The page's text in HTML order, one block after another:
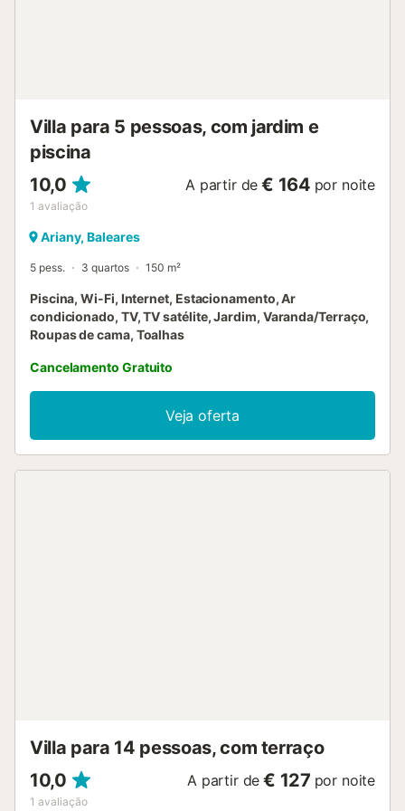
Villa para 5 pessoas, com jardim e
piscina
10,0
1 avaliação
A partir de € 164 por noite
Ariany, Baleares
5 pess. 3 quartos 150 m²
Piscina, Wi-Fi, Internet, Estacionamento, Ar
condicionado, TV, TV satélite, Jardim, Varanda/Terraço,
Roupas de cama, Toalhas
Cancelamento Gratuito
Veja oferta
Villa para 14 pessoas, com terraço
10,0
1 avaliação
A partir de € 127 por noite